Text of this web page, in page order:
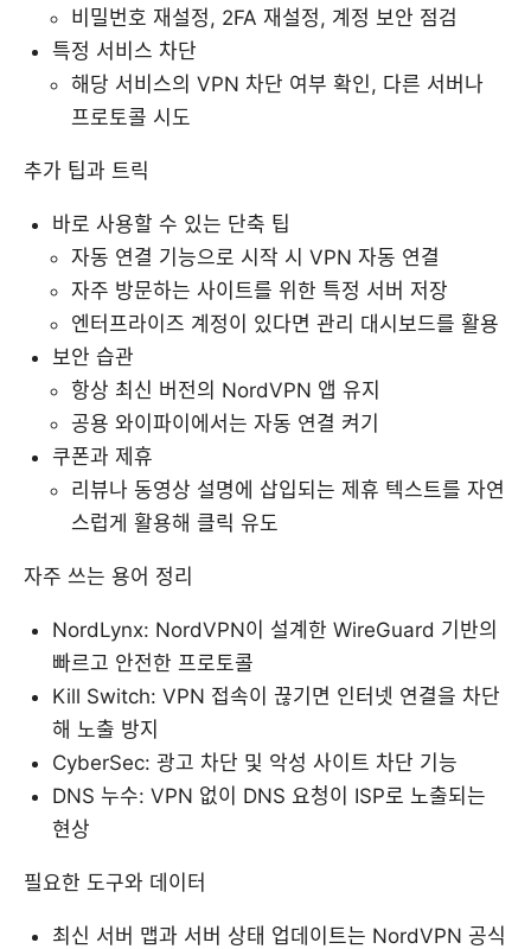
비밀번호 재설정, 2FA 재설정, 계정 보안 점검
특정 서비스 차단
해당 서비스의 VPN 차단 여부 확인, 다른 서버나
프로토콜 시도
추가 팁과 트릭
바로 사용할 수 있는 단축 팁
자동 연결 기능으로 시작 시 VPN 자동 연결
자주 방문하는 사이트를 위한 특정 서버 저장
엔터프라이즈 계정이 있다면 관리 대시보드를 활용
보안 습관
항상 최신 버전의 NordVPN 앱 유지
공용 와이파이에서는 자동 연결 켜기
쿠폰과 제휴
리뷰나 동영상 설명에 삽입되는 제휴 텍스트를 자연
스럽게 활용해 클릭 유도
자주 쓰는 용어 정리
NordLynx: NordVPN이 설계한 WireGuard 기반의
빠르고 안전한 프로토콜
Kill Switch: VPN 접속이 끊기면 인터넷 연결을 차단
해 노출 방지
CyberSec: 광고 차단 및 악성 사이트 차단 기능
DNS 누수: VPN 없이 DNS 요청이 ISP로 노출되는
현상
필요한 도구와 데이터
최신 서버 맵과 서버 상태 업데이트는 NordVPN 공식